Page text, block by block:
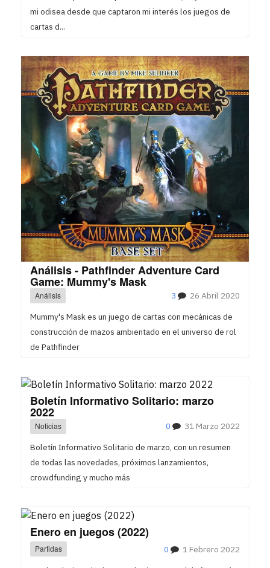
mi odisea desde que captaron mi interés los juegos de
cartas d...
Análisis - Pathfinder Adventure Card
Game: Mummy's Mask
Análisis 26 Abril 2020
3
Mummy's Mask es un juego de cartas con mecánicas de
construcción de mazos ambientado en el universo de rol
de Pathfinder
Boletín Informativo Solitario: marzo
2022
Noticias 31 Marzo 2022
0
Boletín Informativo Solitario de marzo, con un resumen
de todas las novedades, próximos lanzamientos,
crowdfunding y mucho más
Enero en juegos (2022)
Partidas 1 Febrero 2022
0